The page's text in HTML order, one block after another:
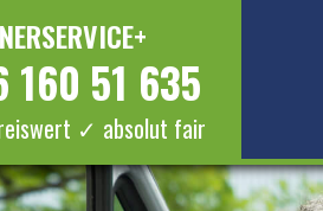
160 51 635
✓ absolut fair